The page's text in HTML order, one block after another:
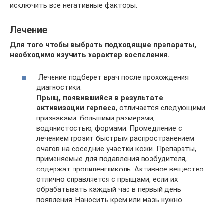
исключить все негативные факторы.
Лечение
Для того чтобы выбрать подходящие препараты,
необходимо изучить характер воспаления.
Лечение подберет врач после прохождения
диагностики.
Прыщ, появившийся в результате
активизации герпеса, отличается следующими
признаками: большими размерами,
водянистостью, формами. Промедление с
лечением грозит быстрым распространением
очагов на соседние участки кожи. Препараты,
применяемые для подавления возбудителя,
содержат пропиленгликоль. Активное вещество
отлично справляется с прыщами, если их
обрабатывать каждый час в первый день
появления. Наносить крем или мазь нужно